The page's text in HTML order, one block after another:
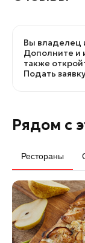
Вы владелец
Дополните и
также
Подать
Рядом с
Рестораны